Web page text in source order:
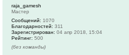
raja_gamesh
Мастер
Сообщений: 1070
Благодарностей: 311
Зарегистрирован: 04 апр 2018, 15:04
Рейтинг: 500
(без команды)